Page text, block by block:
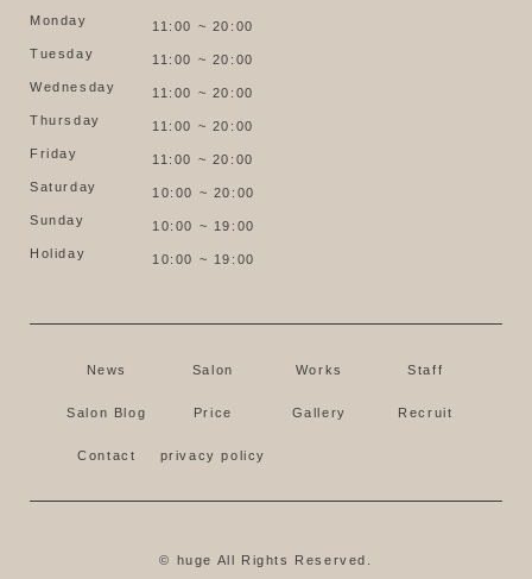
Monday
11:00 ~ 20:00
Tuesday
11:00 ~ 20:00
Wednesday
11:00 ~ 20:00
Thursday
11:00 ~ 20:00
Friday
11:00 ~ 20:00
Saturday
10:00 ~ 20:00
Sunday
10:00 ~ 19:00
Holiday
10:00 ~ 19:00
News Salon Works Staff
Salon Blog Price Gallery Recruit
Contact privacy policy
© huge All Rights Reserved.